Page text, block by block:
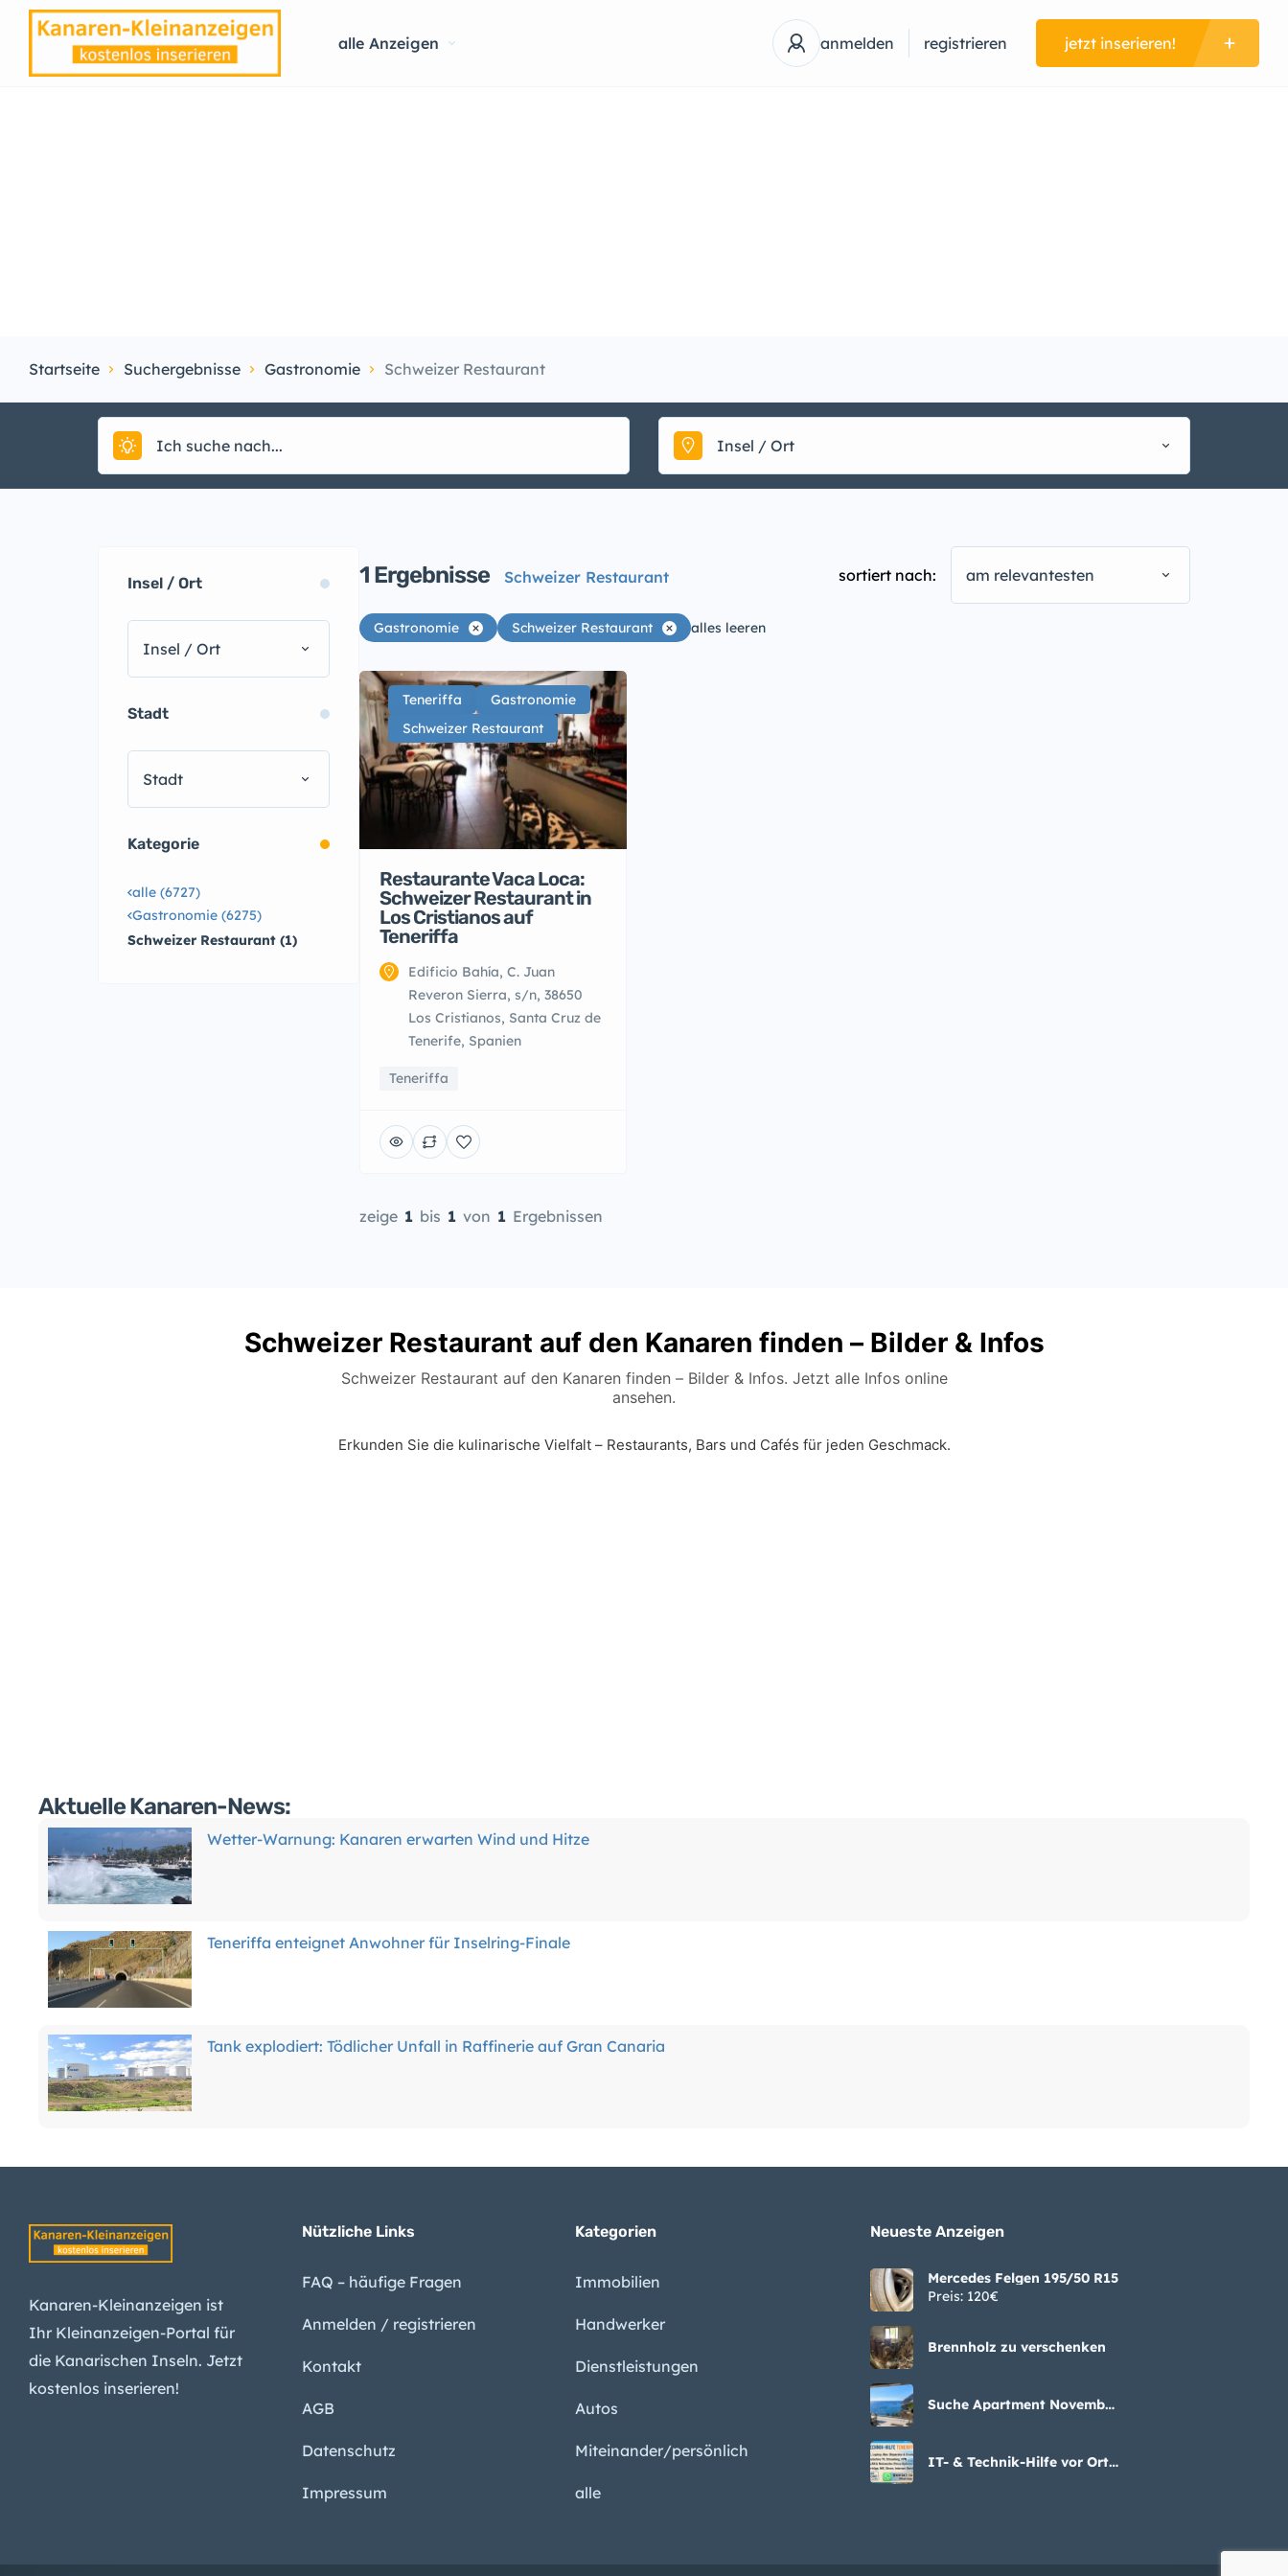
alle Anzeigen anmelden registrieren jetzt inserieren!
Startseite Suchergebnisse Gastronomie Schweizer Restaurant
Insel / Ort
Insel / Ort
Insel / Ort
Stadt
Stadt
Kategorie
alle (6727)
Gastronomie (6275)
Schweizer Restaurant (1)
1 Ergebnisse Schweizer Restaurant sortiert nach: am relevantesten
Gastronomie Schweizer Restaurant alles leeren
Teneriffa
Gastronomie
Schweizer Restaurant
Restaurante Vaca Loca:
Schweizer Restaurant in
Los Cristianos auf
Teneriffa
Edificio Bahía, C. Juan
Reveron Sierra, s/n, 38650
Los Cristianos, Santa Cruz de
Tenerife, Spanien
Teneriffa
zeige 1 bis 1 von 1 Ergebnissen
Schweizer Restaurant auf den Kanaren finden – Bilder & Infos
Schweizer Restaurant auf den Kanaren finden – Bilder & Infos. Jetzt alle Infos online
ansehen.
Erkunden Sie die kulinarische Vielfalt – Restaurants, Bars und Cafés für jeden Geschmack.
Aktuelle Kanaren-News:
Wetter-Warnung: Kanaren erwarten Wind und Hitze
Teneriffa enteignet Anwohner für Inselring-Finale
Tank explodiert: Tödlicher Unfall in Raffinerie auf Gran Canaria
Miete steigt unerbittlich: Kanaren jetzt viertteuerste Region Spaniens
Kanaren-Kleinanzeigen ist
Ihr Kleinanzeigen-Portal für
die Kanarischen Inseln. Jetzt
kostenlos inserieren!
Nützliche Links
FAQ – häufige Fragen
Anmelden / registrieren
Kontakt
AGB
Datenschutz
Impressum
Kategorien
Immobilien
Handwerker
Dienstleistungen
Autos
Miteinander/persönlich
alle
Neueste Anzeigen
Mercedes Felgen 195/50 R15
Preis: 120€
Brennholz zu verschenken
Suche Apartment November
IT- & Technik-Hilfe vor Ort